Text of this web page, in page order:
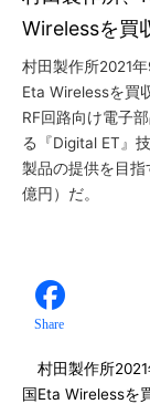
Wirelessを買
村田製作所2021
Eta Wirelessを買
RF回路向け電子
る『Digital ET』
製品の提供を目指
億円）だ。
Share
村田製作所2021
国Eta Wirelessを